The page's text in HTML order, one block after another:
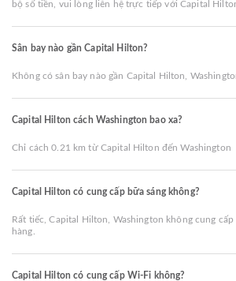
bộ số tiền, vui lòng liên hệ trực tiếp với Capital
Sân bay nào gần Capital Hilton?
Không có sân bay nào gần Capital Hilton,
Capital Hilton cách Washington bao xa?
Chỉ cách 0.21 km từ Capital Hilton đến Washington
Capital Hilton có cung cấp bữa sáng không?
Rất tiếc, Capital Hilton, Washington không cung
hàng.
Capital Hilton có cung cấp Wi-Fi không?